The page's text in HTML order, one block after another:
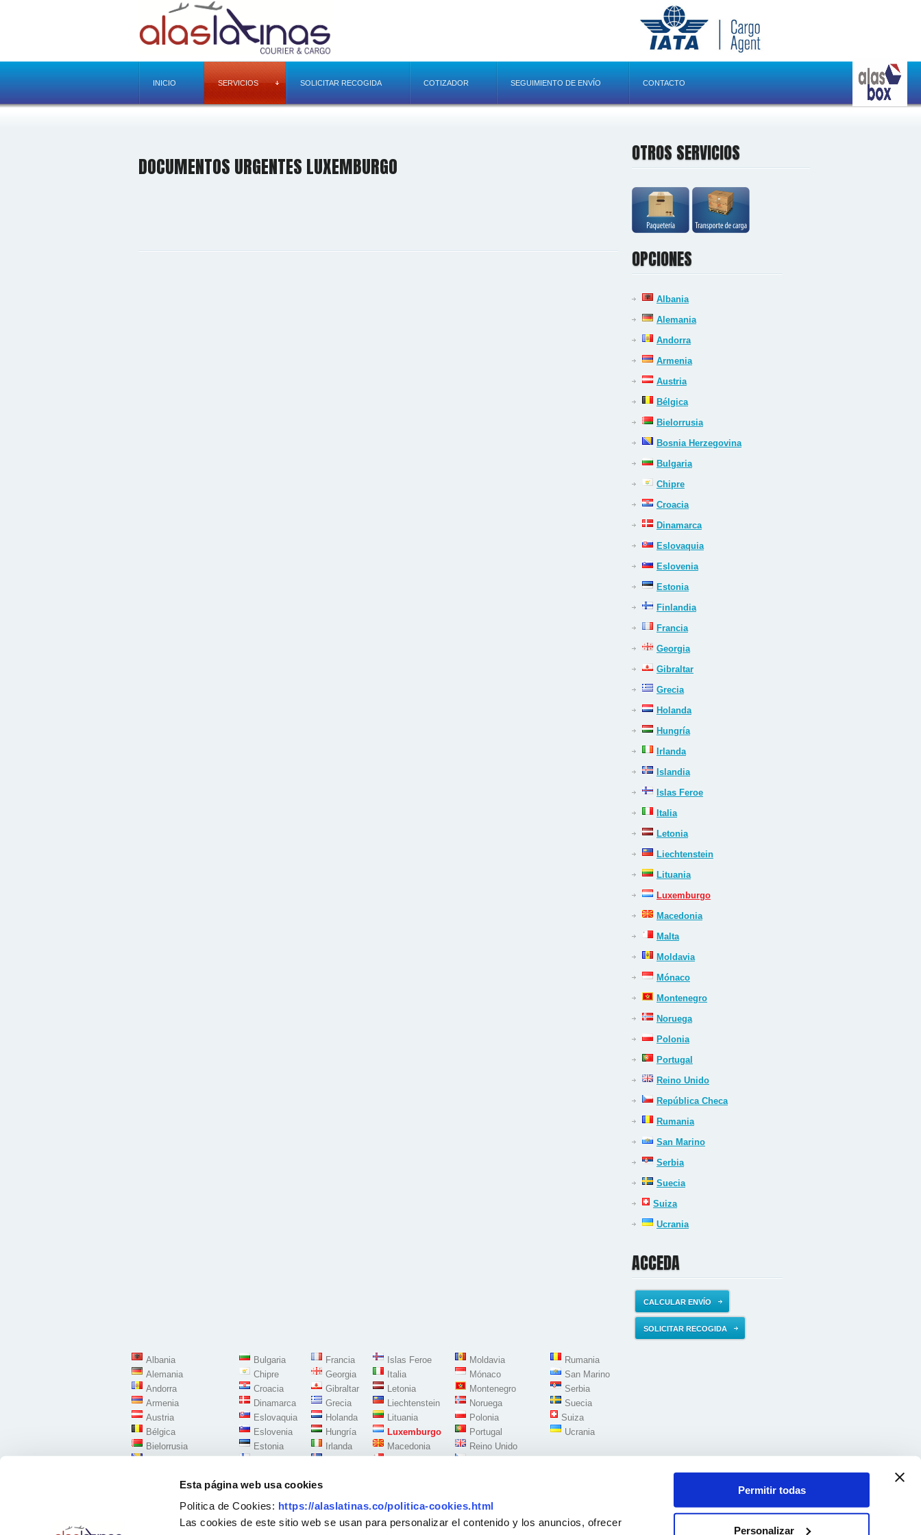
Esta página web usa cookies
Politica de Cookies: https://alaslatinas.co/politica-cookies.html
Las cookies de este sitio web se usan para personalizar el contenido y los anuncios, ofrecer
Permitir todas
Personalizar
INICIO SERVICIOS SOLICITAR RECOGIDA COTIZADOR SEGUIMIENTO DE ENVÍO CONTACTO
DOCUMENTOS URGENTES LUXEMBURGO
OTROS SERVICIOS
OPCIONES
Albania
Alemania
Andorra
Armenia
Austria
Bélgica
Bielorrusia
Bosnia Herzegovina
Bulgaria
Chipre
Croacia
Dinamarca
Eslovaquia
Eslovenia
Estonia
Finlandia
Francia
Georgia
Gibraltar
Grecia
Holanda
Hungría
Irlanda
Islandia
Islas Feroe
Italia
Letonia
Liechtenstein
Lituania
Luxemburgo
Macedonia
Malta
Moldavia
Mónaco
Montenegro
Noruega
Polonia
Portugal
Reino Unido
República Checa
Rumania
San Marino
Serbia
Suecia
Suiza
Ucrania
ACCEDA
CALCULAR ENVÍO
SOLICITAR RECOGIDA
Albania
Alemania
Andorra
Armenia
Austria
Bélgica
Bielorrusia
Bulgaria
Chipre
Croacia
Dinamarca
Eslovaquia
Eslovenia
Estonia
Francia
Georgia
Gibraltar
Grecia
Holanda
Hungría
Irlanda
Islas Feroe
Italia
Letonia
Liechtenstein
Lituania
Luxemburgo
Macedonia
Moldavia
Mónaco
Montenegro
Noruega
Polonia
Portugal
Reino Unido
Rumania
San Marino
Serbia
Suecia
Suiza
Ucrania
Síguenos en: